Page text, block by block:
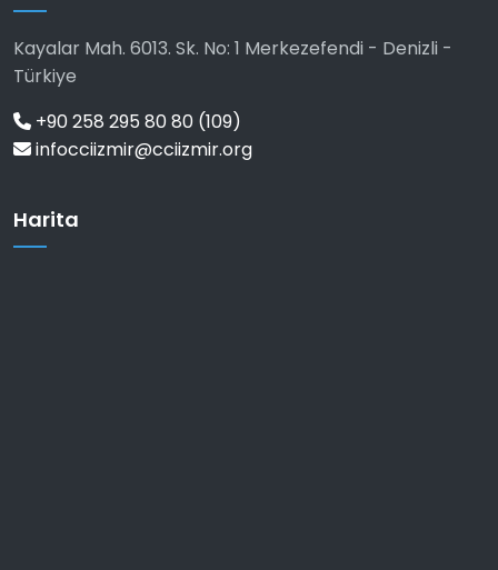
Kayalar Mah. 6013. Sk. No: 1 Merkezefendi - Denizli -
Türkiye
+90 258 295 80 80 (109)
infocciizmir@cciizmir.org
Harita